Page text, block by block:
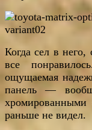
Когда сел в
все
ощущаемая
панель —
хромированными
раньше не видел.